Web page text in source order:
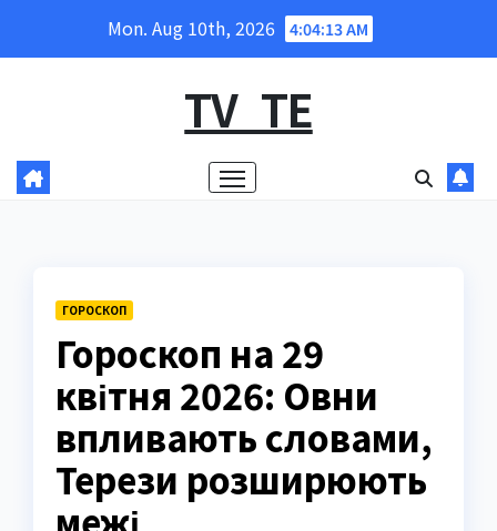
Mon. Aug 10th, 2026 4:04:14 AM
TV_TE
ГОРОСКОП
Гороскоп на 29
квітня 2026: Овни
впливають словами,
Терези розширюють